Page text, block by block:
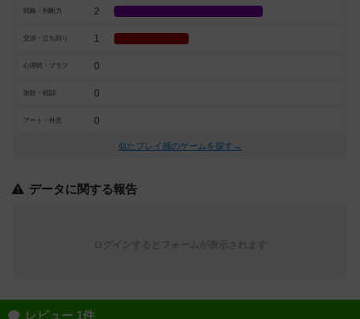
戦略・判断力 2
交渉・立ち回り 1
心理戦・ブラフ 0
攻防・戦闘 0
アート・外見 0
似たプレイ感のゲームを探す→
データに関する報告
レビュー 1件